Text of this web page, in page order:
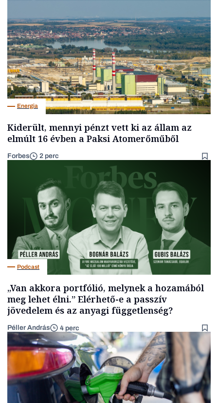
Energia
Kiderült, mennyi pénzt vett ki az állam az
elmúlt 16 évben a Paksi Atomerőműből
Forbes 2 perc
Podcast
„Van akkora portfólió, melynek a hozamából
meg lehet élni.” Elérhető-e a passzív
jövedelem és az anyagi függetlenség?
Péller András 4 perc